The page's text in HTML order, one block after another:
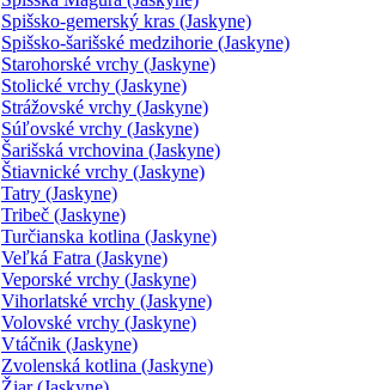
Spišsko-gemerský kras (Jaskyne)
Spišsko-šarišské medzihorie (Jaskyne)
Starohorské vrchy (Jaskyne)
Stolické vrchy (Jaskyne)
Strážovské vrchy (Jaskyne)
Súľovské vrchy (Jaskyne)
Šarišská vrchovina (Jaskyne)
Štiavnické vrchy (Jaskyne)
Tatry (Jaskyne)
Tribeč (Jaskyne)
Turčianska kotlina (Jaskyne)
Veľká Fatra (Jaskyne)
Veporské vrchy (Jaskyne)
Vihorlatské vrchy (Jaskyne)
Volovské vrchy (Jaskyne)
Vtáčnik (Jaskyne)
Zvolenská kotlina (Jaskyne)